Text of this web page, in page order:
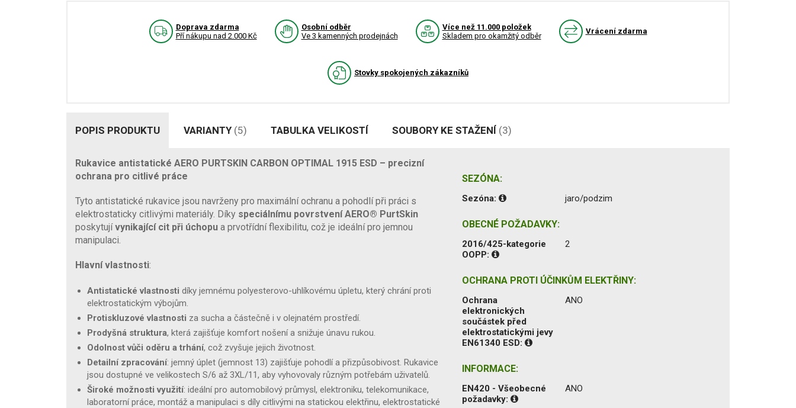
Doprava zdarma
Pří nákupu nad 2.000 Kč
Osobní odběr
Ve 3 kamenných prodejnách
Více než 11.000 položek
Skladem pro okamžitý odběr
Vrácení zdarma
Stovky spokojených zákazníků
POPIS PRODUKTU VARIANTY (5) TABULKA VELIKOSTÍ SOUBORY KE STAŽENÍ (3)
Rukavice antistatické AERO PURTSKIN CARBON OPTIMAL 1915 ESD – precizní
ochrana pro citlivé práce
Tyto antistatické rukavice jsou navrženy pro maximální ochranu a pohodlí při práci s
elektrostaticky citlivými materiály. Díky speciálnímu povrstvení AERO® PurtSkin
poskytujívynikající cit při úchopu a prvotřídní flexibilitu, což je ideální pro jemnou
manipulaci.
Hlavní vlastnosti:
Antistatické vlastnosti díky jemnému polyesterovo-uhlíkovému úpletu, který chrání proti
elektrostatickým výbojům.
Protiskluzové vlastnosti za sucha a částečně i v olejnatém prostředí.
Prodyšná struktura, která zajišťuje komfort nošení a snižuje únavu rukou.
Odolnost vůči oděru a trhání, což zvyšuje jejich životnost.
Detailní zpracování: jemný úplet (jemnost 13) zajišťuje pohodlí a přizpůsobivost. Rukavice
jsou dostupné ve velikostech S/6 až 3XL/11, aby vyhovovaly různým potřebám uživatelů.
Široké možnosti využití: ideální pro automobilový průmysl, elektroniku, telekomunikace,
laboratorní práce, montáž a manipulaci s díly citlivými na statickou elektřinu, elektrostatické
SEZÓNA:
Sezóna: jaro/podzim
OBECNÉ POŽADAVKY:
2016/425-kategorie
OOPP:
2
OCHRANA PROTI ÚČINKŮM ELEKTŘINY:
Ochrana
elektronických
součástek před
elektrostatickými jevy
EN61340 ESD:
ANO
INFORMACE:
EN420 - Všeobecné
požadavky:
ANO